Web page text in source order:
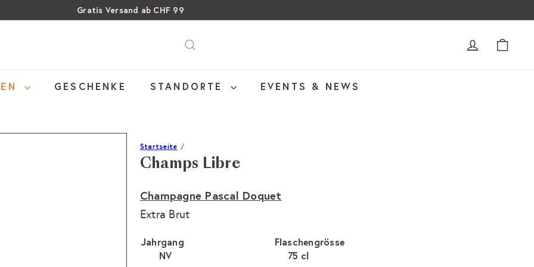
Pause
Gratis Versand ab CHF 99
Über 15% Rabatt auf Sommer Weine
SALE: Bis zu 40% auf letzte Flaschen
ACCOUNT
GESCHENKE STANDORTE EVENTS & NEWS
Startseite
Champs Libre
Champagne Pascal Doquet
Extra Brut
Flaschengrösse
75 cl
Jahrgang
NV